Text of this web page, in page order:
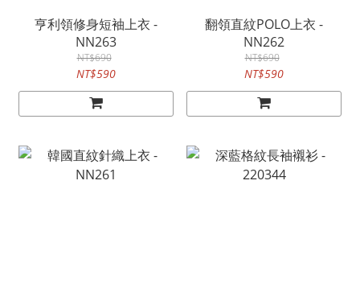
亨利領修身短袖上衣 -
NN263
NT$690
NT$590
翻領直紋POLO上衣 -
NN262
NT$690
NT$590